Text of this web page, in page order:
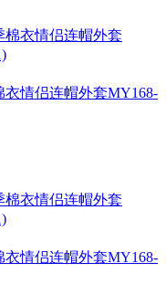
情侣连帽外套MY168-
情侣连帽外套MY168-